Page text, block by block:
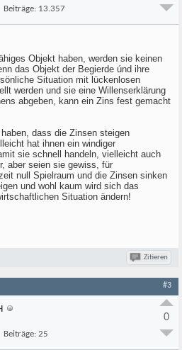
Beiträge: 13.357
Objekt haben, werden sie keinen
das Objekt der Begierde únd ihre
Situation mit lückenlosen
werden und sie eine Willenserklärung
abgeben, kann ein Zins fest gemacht
dass die Zinsen steigen
hat ihnen ein windiger
sie schnell handeln, vielleicht auch
aber seien sie gewiss, für
null Spielraum und die Zinsen sinken
und wohl kaum wird sich das
Situation ändern!
Zitieren
#3
Beiträge: 25
0